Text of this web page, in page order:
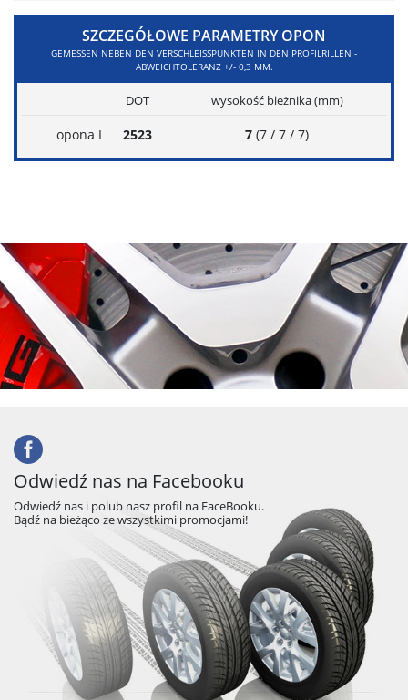
SZCZEGÓŁOWE PARAMETRY OPON
GEMESSEN NEBEN DEN VERSCHLEISSPUNKTEN IN DEN PROFILRILLEN - A
BWEICHTOLERANZ +/- 0,3 MM.
DOT wysokość bieżnika (mm)
opona I 2523 7 (7 / 7 / 7)
Odwiedź nas na Facebooku
Odwiedź nas i polub nasz profil na FaceBooku.
Bądź na bieżąco ze wszystkimi promocjami!